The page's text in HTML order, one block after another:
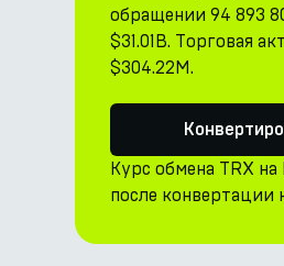
обращении 94 893
$31.01B. Торговая
$304.22M.
Курс обмена TRX
после конвертации